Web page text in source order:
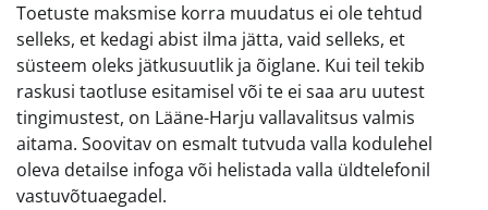
Toetuste maksmise korra muudatus ei ole tehtud
selleks, et kedagi abist ilma jätta, vaid selleks, et
süsteem oleks jätkusuutlik ja õiglane. Kui teil tekib
raskusi taotluse esitamisel või te ei saa aru uutest
tingimustest, on Lääne-Harju vallavalitsus valmis
aitama. Soovitav on esmalt tutvuda valla kodulehel
oleva detailse infoga või helistada valla üldtelefonil
vastuvõtuaegadel.